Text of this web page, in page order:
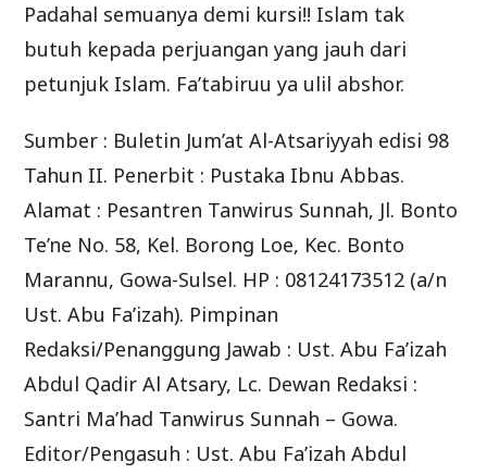
Padahal semuanya demi kursi!! Islam tak
butuh kepada perjuangan yang jauh dari
petunjuk Islam. Fa’tabiruu ya ulil abshor.
Sumber : Buletin Jum’at Al-Atsariyyah edisi 98
Tahun II. Penerbit : Pustaka Ibnu Abbas.
Alamat : Pesantren Tanwirus Sunnah, Jl. Bonto
Te’ne No. 58, Kel. Borong Loe, Kec. Bonto
Marannu, Gowa-Sulsel. HP : 08124173512 (a/n
Ust. Abu Fa’izah). Pimpinan
Redaksi/Penanggung Jawab : Ust. Abu Fa’izah
Abdul Qadir Al Atsary, Lc. Dewan Redaksi :
Santri Ma’had Tanwirus Sunnah – Gowa.
Editor/Pengasuh : Ust. Abu Fa’izah Abdul